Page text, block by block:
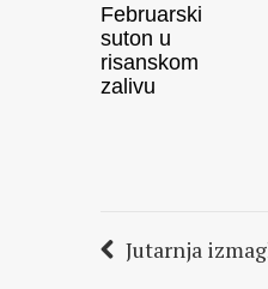
Februarski
suton u
risanskom
zalivu
Jutarnja